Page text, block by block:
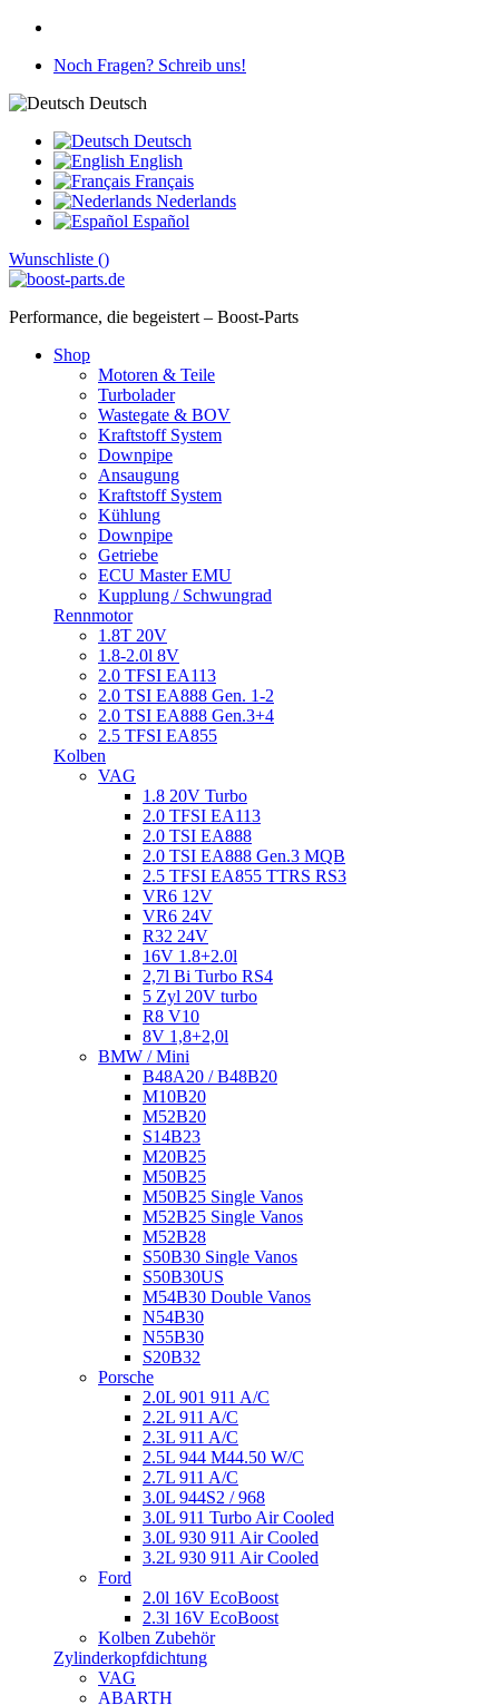
Noch Fragen? Schreib uns!
Deutsch
Deutsch
English
Français
Nederlands
Español
Wunschliste ()
Performance, die begeistert – Boost-Parts
Shop
Motoren & Teile
Turbolader
Wastegate & BOV
Kraftstoff System
Downpipe
Ansaugung
Kraftstoff System
Kühlung
Downpipe
Getriebe
ECU Master EMU
Kupplung / Schwungrad
Rennmotor
1.8T 20V
1.8-2.0l 8V
2.0 TFSI EA113
2.0 TSI EA888 Gen. 1-2
2.0 TSI EA888 Gen.3+4
2.5 TFSI EA855
Kolben
VAG
1.8 20V Turbo
2.0 TFSI EA113
2.0 TSI EA888
2.0 TSI EA888 Gen.3 MQB
2.5 TFSI EA855 TTRS RS3
VR6 12V
VR6 24V
R32 24V
16V 1.8+2.0l
2,7l Bi Turbo RS4
5 Zyl 20V turbo
R8 V10
8V 1,8+2,0l
BMW / Mini
B48A20 / B48B20
M10B20
M52B20
S14B23
M20B25
M50B25
M50B25 Single Vanos
M52B25 Single Vanos
M52B28
S50B30 Single Vanos
S50B30US
M54B30 Double Vanos
N54B30
N55B30
S20B32
Porsche
2.0L 901 911 A/C
2.2L 911 A/C
2.3L 911 A/C
2.5L 944 M44.50 W/C
2.7L 911 A/C
3.0L 944S2 / 968
3.0L 911 Turbo Air Cooled
3.0L 930 911 Air Cooled
3.2L 930 911 Air Cooled
Ford
2.0l 16V EcoBoost
2.3l 16V EcoBoost
Kolben Zubehör
Zylinderkopfdichtung
VAG
ABARTH